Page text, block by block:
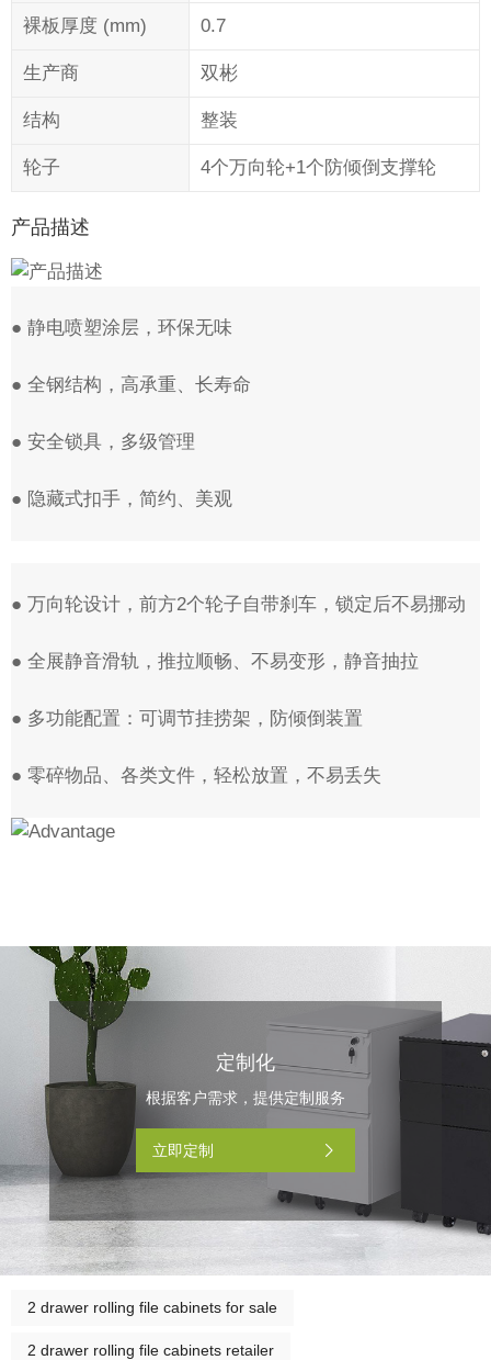
裸板厚度 (mm) 0.7
生产商 双彬
结构 整装
轮子 4个万向轮+1个防倾倒支撑轮
产品描述
● 静电喷塑涂层，环保无味
● 全钢结构，高承重、长寿命
● 安全锁具，多级管理
● 隐藏式扣手，简约、美观
● 万向轮设计，前方2个轮子自带刹车，锁定后不易挪动
● 全展静音滑轨，推拉顺畅、不易变形，静音抽拉
● 多功能配置：可调节挂捞架，防倾倒装置
● 零碎物品、各类文件，轻松放置，不易丢失
定制化
根据客户需求，提供定制服务
立即定制
2 drawer rolling file cabinets for sale
2 drawer rolling file cabinets retailer